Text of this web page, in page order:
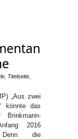
Titelseite
„Aus zwei
könnte das
Brinkmann-
2016
die